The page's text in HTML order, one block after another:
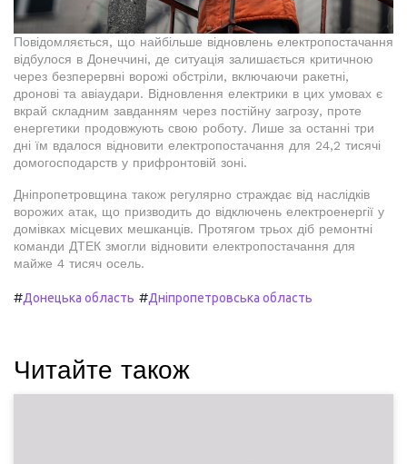
Повідомляється, що найбільше відновлень електропостачання
відбулося в Донеччині, де ситуація залишається критичною
через безперервні ворожі обстріли, включаючи ракетні,
дронові та авіаудари. Відновлення електрики в цих умовах є
вкрай складним завданням через постійну загрозу, проте
енергетики продовжують свою роботу. Лише за останні три
дні їм вдалося відновити електропостачання для 24,2 тисячі
домогосподарств у прифронтовій зоні.
Дніпропетровщина також регулярно страждає від наслідків
ворожих атак, що призводить до відключень електроенергії у
домівках місцевих мешканців. Протягом трьох діб ремонтні
команди ДТЕК змогли відновити електропостачання для
майже 4 тисяч осель.
#Донецька область #Дніпропетровська область
Читайте також